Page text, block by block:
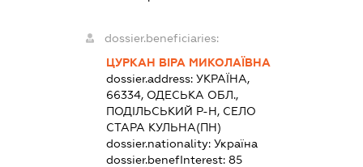
dossier.beneficiaries:
ЦУРКАН ВІРА МИКОЛАЇВНА
dossier.address: УКРАЇНА,
66334, ОДЕСЬКА ОБЛ.,
ПОДІЛЬСЬКИЙ Р-Н, СЕЛО
СТАРА КУЛЬНА(ПН)
dossier.nationality: Україна
dossier.benefInterest: 85